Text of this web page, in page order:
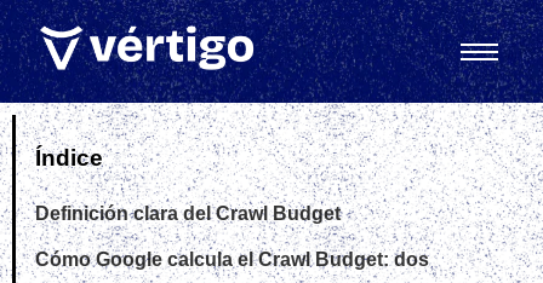
Índice
Definición clara del Crawl Budget
Cómo Google calcula el Crawl Budget: dos